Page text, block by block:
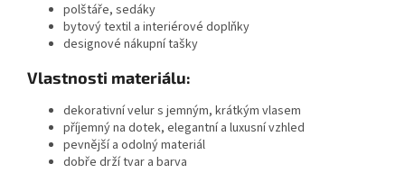
polštáře, sedáky
bytový textil a interiérové doplňky
designové nákupní tašky
Vlastnosti materiálu:
dekorativní velur s jemným, krátkým vlasem
příjemný na dotek, elegantní a luxusní vzhled
pevnější a odolný materiál
dobře drží tvar a barva